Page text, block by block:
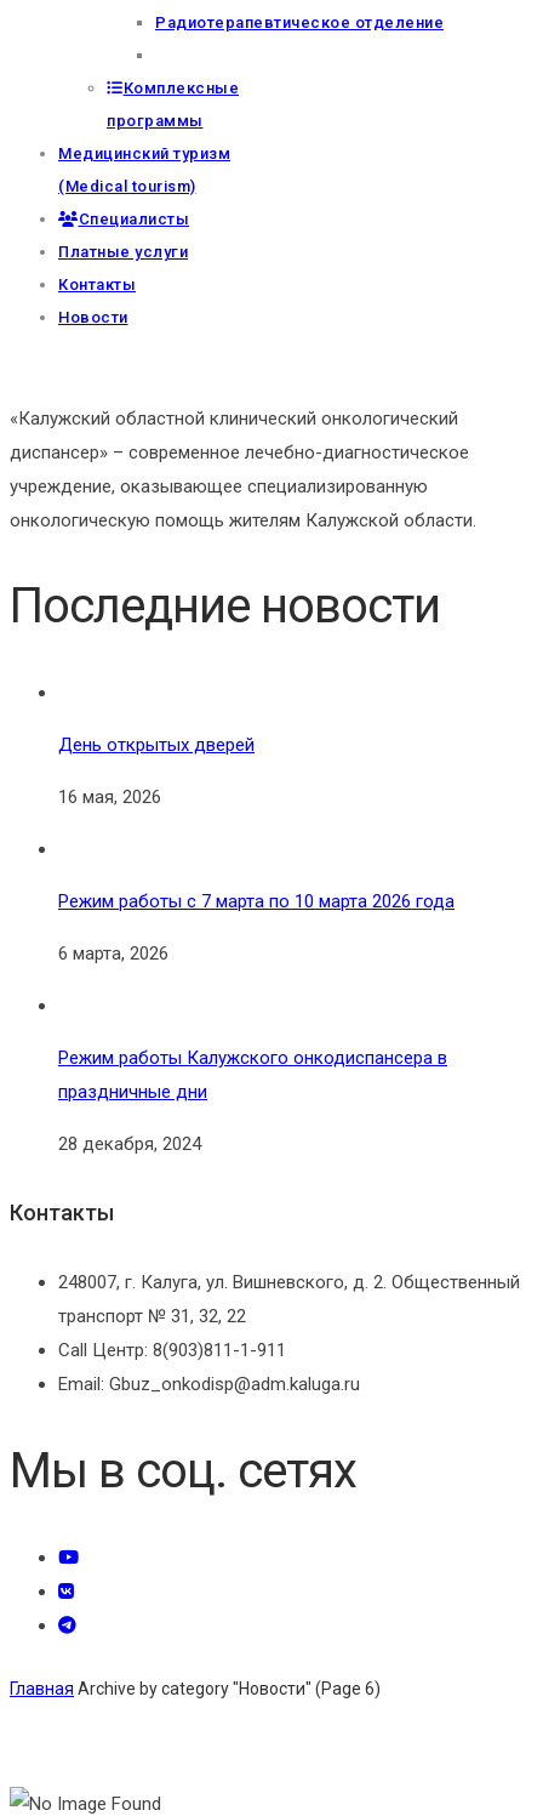
Радиотерапевтическое отделение
Комплексные
программы
Медицинский туризм
(Medical tourism)
Специалисты
Платные услуги
Контакты
Новости
«Калужский областной клинический онкологический
диспансер» – современное лечебно-диагностическое
учреждение, оказывающее специализированную
онкологическую помощь жителям Калужской области.
Последние новости
День открытых дверей
16 мая, 2026
Режим работы с 7 марта по 10 марта 2026 года
6 марта, 2026
Режим работы Калужского онкодиспансера в
праздничные дни
28 декабря, 2024
Контакты
248007, г. Калуга, ул. Вишневского, д. 2. Общественный
транспорт № 31, 32, 22
Call Центр: 8(903)811-1-911
Email: Gbuz_onkodisp@adm.kaluga.ru
Мы в соц. сетях
Главная Archive by category "Новости" (Page 6)